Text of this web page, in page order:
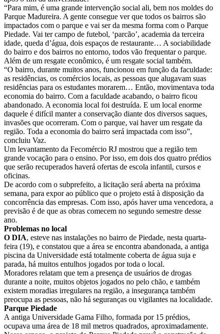
“Para mim, é uma grande intervenção social ali, bem nos moldes do
Parque Madureira. A gente consegue ver que todos os bairros são
impactados com o parque e vai ser da mesma forma com o Parque
Piedade. Vai ter campo de futebol, ‘parcão’, academia da terceira
idade, queda d’água, dois espaços de restaurante… A sociabilidade
do bairro e dos bairros no entorno, todos vão frequentar o parque.
Além de um resgate econômico, é um resgate social também.
“O bairro, durante muitos anos, funcionou em função da faculdade:
as residências, os comércios locais, as pessoas que alugavam suas
residências para os estudantes morarem… Então, movimentava toda
economia do bairro. Com a faculdade acabando, o bairro ficou
abandonado. A economia local foi destruída. E um local enorme
daquele é difícil manter a conservação diante dos diversos saques,
invasões que ocorreram. Com o parque, vai haver um resgate da
região. Toda a economia do bairro será impactada com isso”,
concluiu Vaz.
Um levantamento da Fecomércio RJ mostrou que a região tem
grande vocação para o ensino. Por isso, em dois dos quatro prédios
que serão recuperados haverá ofertas de escola infantil, cursos e
oficinas.
De acordo com o subprefeito, a licitação será aberta na próxima
semana, para expor ao público que o projeto está à disposição da
concorrência das empresas. Com isso, após haver uma vencedora, a
previsão é de que as obras comecem no segundo semestre desse
ano.
Problemas no local
O DIA, esteve nas instalações no bairro de Piedade, nesta quarta-
feira (19), e constatou que a área se encontra abandonada, a antiga
piscina da Universidade está totalmente coberta de água suja e
parada, há muitos entulhos jogados por toda o local.
Moradores relatam que tem a presença de usuários de drogas
durante a noite, muitos objetos jogados no pelo chão, e também
existem moradias irregulares na região, a insegurança também
preocupa as pessoas, não há seguranças ou vigilantes na localidade.
Parque Piedade
A antiga Universidade Gama Filho, formada por 15 prédios,
ocupava uma área de 18 mil metros quadrados, aproximadamente.